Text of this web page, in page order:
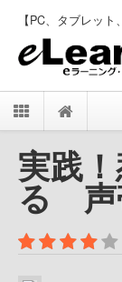
【PC、タブレッ
実践
る 声